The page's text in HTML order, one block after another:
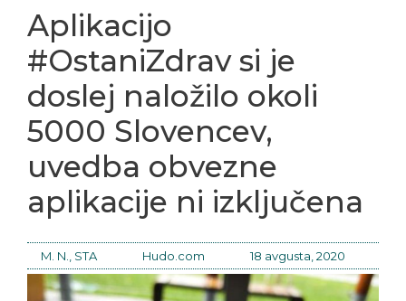
Aplikacijo
#OstaniZdrav si je
doslej naložilo okoli
5000 Slovencev,
uvedba obvezne
aplikacije ni izključena
M. N., STA Hudo.com 18 avgusta, 2020